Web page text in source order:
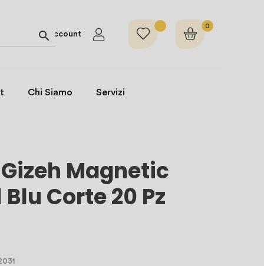
 Account
0
Chi Siamo Servizi
Magnetic
Corte 20 Pz